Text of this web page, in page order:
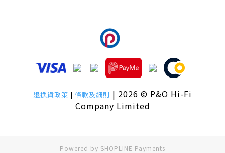
退換貨政策 | 條款及細則 | 2026 © P&O Hi-Fi
Company Limited
Powered by SHOPLINE Payments